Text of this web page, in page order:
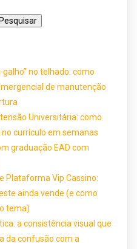
no telhado: como
de manutenção
Universitária: como
currículo em semanas
graduação EAD com
Plataforma Vip Cassino:
ainda vende (e como
tema)
a consistência visual que
da confusão com a